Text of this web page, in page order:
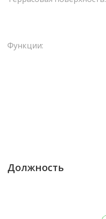
Функции:
Должность